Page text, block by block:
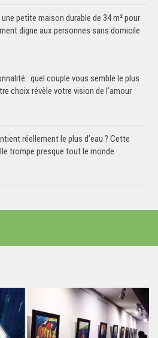
une petite maison durable de 34 m² pour
digne aux personnes sans domicile
: quel couple vous semble le plus
choix révèle votre vision de l’amour
réellement le plus d’eau ? Cette
trompe presque tout le monde